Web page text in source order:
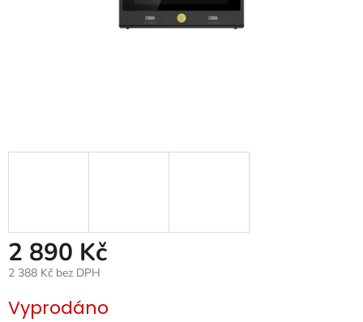
2 890 Kč
2 388 Kč bez DPH
cena:
Vyprodáno